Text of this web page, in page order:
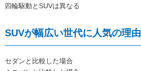
四輪駆動とSUVは異なる
SUVが幅広い世代に人気の理由
セダンと比較した場合